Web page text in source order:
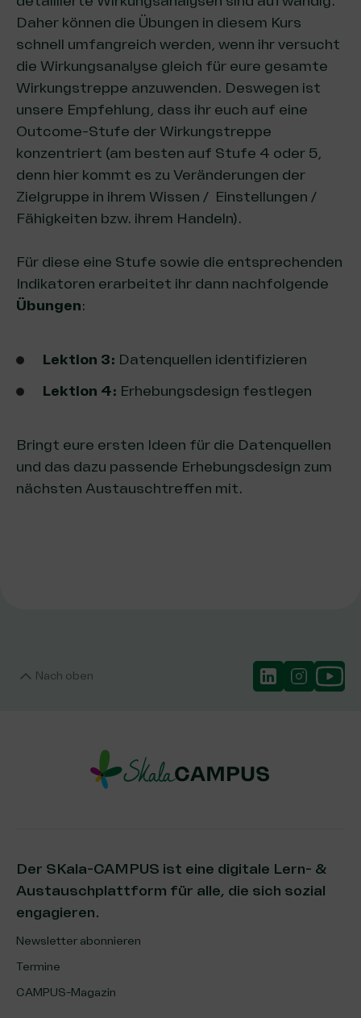
Daher können die Übungen in diesem Kurs
schnell umfangreich werden, wenn ihr versucht
die Wirkungsanalyse gleich für eure gesamte
Wirkungstreppe anzuwenden. Deswegen ist
unsere Empfehlung, dass ihr euch auf eine
Outcome-Stufe der Wirkungstreppe
konzentriert (am besten auf Stufe 4 oder 5,
denn hier kommt es zu Veränderungen der
Zielgruppe in ihrem Wissen / Einstellungen /
Fähigkeiten bzw. ihrem Handeln).
Für diese eine Stufe sowie die entsprechenden
Indikatoren erarbeitet ihr dann nachfolgende
Übungen:
Lektion 3: Datenquellen identifizieren
Lektion 4: Erhebungsdesign festlegen
Bringt eure ersten Ideen für die Datenquellen
und das dazu passende Erhebungsdesign zum
nächsten Austauschtreffen mit.
Nach oben
Der SKala-CAMPUS ist eine digitale Lern- &
Austauschplattform für alle, die sich sozial
engagieren.
Newsletter abonnieren
Termine
CAMPUS-Magazin